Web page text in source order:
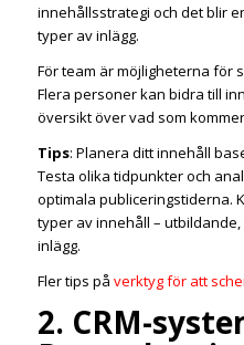
innehållsstrategi och det blir
typer av inlägg.
För team är möjligheterna för
Flera personer kan bidra till
översikt över vad som
Tips: Planera ditt innehåll
Testa olika tidpunkter och
optimala publiceringstiderna.
typer av innehåll –
inlägg.
Fler tips på verktyg för att
2. CRM-